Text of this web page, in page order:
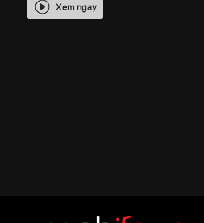
Xem ngay